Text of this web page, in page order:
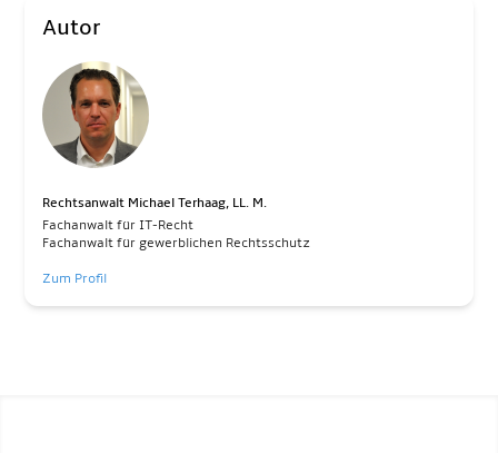
Autor
Rechtsanwalt Michael Terhaag, LL. M.
Fachanwalt für IT-Recht
Fachanwalt für gewerblichen Rechtsschutz
Zum Profil